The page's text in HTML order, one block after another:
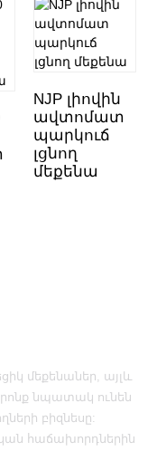
NJP լիովին
ավտոմատ
պարկուճ
լցնող
մեքենա
մեքենաներ, այլև
նպատակ ունեն
բիզնեսը:
​​հաճախորդներին